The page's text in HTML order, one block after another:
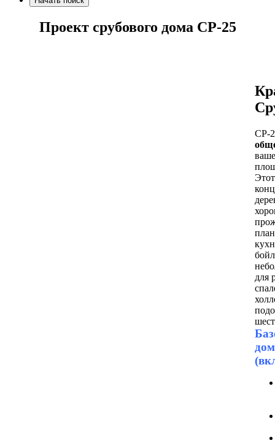
Проект срубового дома СР-25
СР-
для